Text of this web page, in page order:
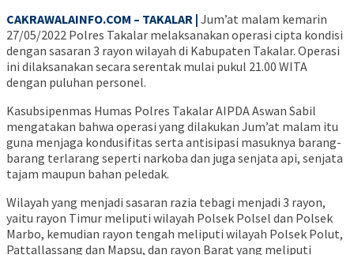
CAKRAWALAINFO.COM – TAKALAR | Jum’at malam kemarin
27/05/2022 Polres Takalar melaksanakan operasi cipta kondisi
dengan sasaran 3 rayon wilayah di Kabupaten Takalar. Operasi
ini dilaksanakan secara serentak mulai pukul 21.00 WITA
dengan puluhan personel.
Kasubsipenmas Humas Polres Takalar AIPDA Aswan Sabil
mengatakan bahwa operasi yang dilakukan Jum’at malam itu
guna menjaga kondusifitas serta antisipasi masuknya barang-
barang terlarang seperti narkoba dan juga senjata api, senjata
tajam maupun bahan peledak.
Wilayah yang menjadi sasaran razia tebagi menjadi 3 rayon,
yaitu rayon Timur meliputi wilayah Polsek Polsel dan Polsek
Marbo, kemudian rayon tengah meliputi wilayah Polsek Polut,
Pattallassang dan Mapsu, dan rayon Barat yang meliputi